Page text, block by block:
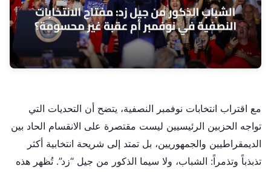
مع اقتراب انتخابات نوفمبر النصفية، يتضح أن التحديات التي
تواجه الحزبين الرئيسيين ليست مقتصرة على الانقسام الحاد بين
الديمقراطيين والجمهوريين، بل تمتد إلى شريحة انتخابية أكثر
تذبذباً وتذمراً: الشباب، ولا سيما الذكور من جيل “زد”. تُظهر هذه